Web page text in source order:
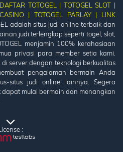
DAFTAR TOTOGEL | TOTOGEL SLOT |
| TOTOGEL PARLAY |
LINK
adalah situs judi online terbaik dan
judi terlengkap seperti togel, slot,
menjamin 100% kerahasiaan
privasi para member setia kami.
server dengan teknologi berkualitas
pengalaman bermain Anda
situs judi online lainnya. Segera
mulai bermain dan menangkan
: